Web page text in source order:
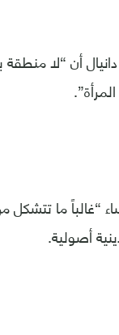
أن “لا منطقة
“غالباً ما
أصولية.